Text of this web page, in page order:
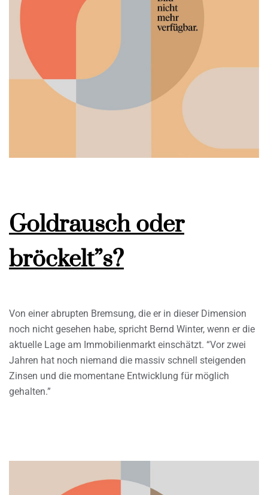
Goldrausch oder
bröckelt”s?
Von einer abrupten Bremsung, die er in dieser Dimension
noch nicht gesehen habe, spricht Bernd Winter, wenn er die
aktuelle Lage am Immobilienmarkt einschätzt. “Vor zwei
Jahren hat noch niemand die massiv schnell steigenden
Zinsen und die momentane Entwicklung für möglich
gehalten.”